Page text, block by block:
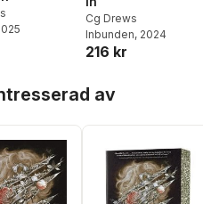
Cg Drews
Inbunden, 2024
216 kr
av